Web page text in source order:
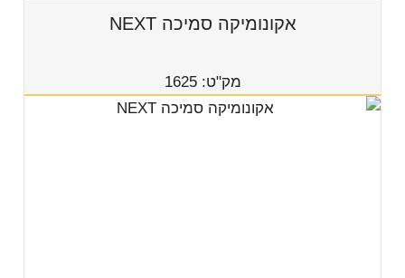
אקונומיקה סמיכה NEXT
מק"ט: 1625